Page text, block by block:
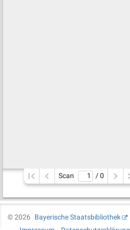
Scan / 0
©2026
Bayerische Staatsbibliothek